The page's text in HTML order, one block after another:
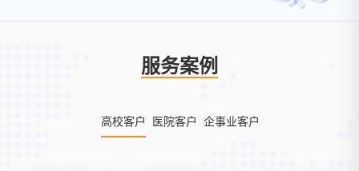
服务案例
高校客户 医院客户 企事业客户